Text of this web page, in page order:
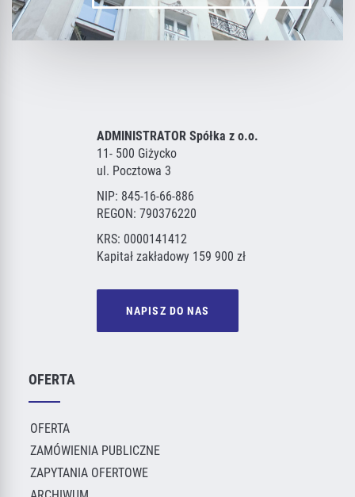
ADMINISTRATOR Spółka z o.o.
11- 500 Giżycko
ul. Pocztowa 3
NIP: 845-16-66-886
REGON: 790376220
KRS: 0000141412
Kapitał zakładowy 159 900 zł
NAPISZ DO NAS
OFERTA
OFERTA
ZAMÓWIENIA PUBLICZNE
ZAPYTANIA OFERTOWE